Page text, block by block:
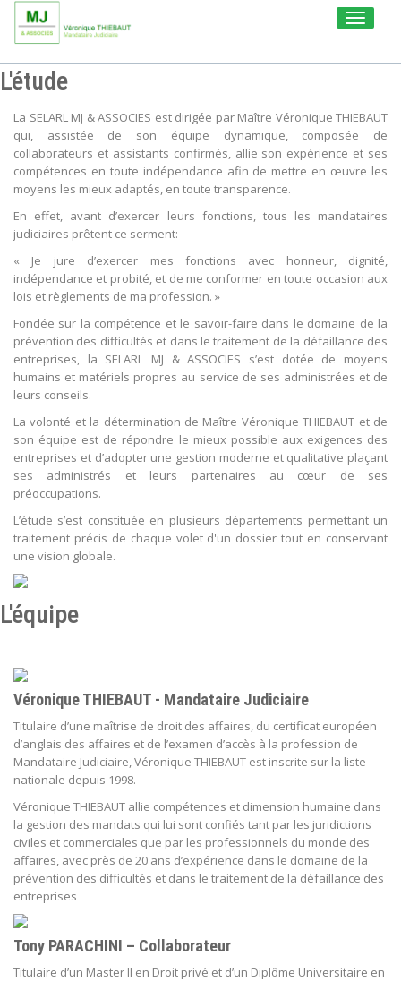
Toggle
L'étude
La SELARL MJ & ASSOCIES est dirigée par Maître Véronique THIEBAUT
qui, assistée de son équipe dynamique, composée de
collaborateurs et assistants confirmés, allie son expérience et ses
compétences en toute indépendance afin de mettre en œuvre les
moyens les mieux adaptés, en toute transparence.
En effet, avant d’exercer leurs fonctions, tous les mandataires
judiciaires prêtent ce serment:
« Je jure d’exercer mes fonctions avec honneur, dignité,
indépendance et probité, et de me conformer en toute occasion aux
lois et règlements de ma profession. »
Fondée sur la compétence et le savoir-faire dans le domaine de la
prévention des difficultés et dans le traitement de la défaillance des
entreprises, la SELARL MJ & ASSOCIES s’est dotée de moyens
humains et matériels propres au service de ses administrées et de
leurs conseils.
La volonté et la détermination de Maître Véronique THIEBAUT et de
son équipe est de répondre le mieux possible aux exigences des
entreprises et d’adopter une gestion moderne et qualitative plaçant
ses administrés et leurs partenaires au cœur de ses
préoccupations.
L’étude s’est constituée en plusieurs départements permettant un
traitement précis de chaque volet d'un dossier tout en conservant
une vision globale.
L'équipe
Véronique THIEBAUT - Mandataire Judiciaire
Titulaire d’une maîtrise de droit des affaires, du certificat européen
d’anglais des affaires et de l’examen d’accès à la profession de
Mandataire Judiciaire, Véronique THIEBAUT est inscrite sur la liste
nationale depuis 1998.
Véronique THIEBAUT allie compétences et dimension humaine dans
la gestion des mandats qui lui sont confiés tant par les juridictions
civiles et commerciales que par les professionnels du monde des
affaires, avec près de 20 ans d’expérience dans le domaine de la
prévention des difficultés et dans le traitement de la défaillance des
entreprises
Tony PARACHINI – Collaborateur
Titulaire d’un Master II en Droit privé et d’un Diplôme Universitaire en